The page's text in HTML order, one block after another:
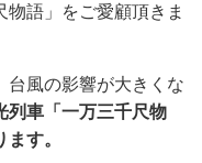
語」をご愛顧頂きま
台風の影響が大きくな
列車「一万三千尺物
す。